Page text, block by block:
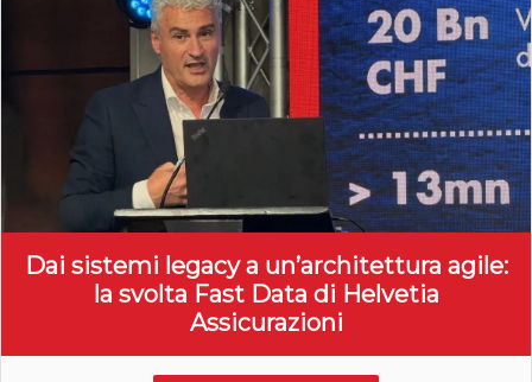
Dai sistemi legacy a un’architettura agile:
la svolta Fast Data di Helvetia
Assicurazioni